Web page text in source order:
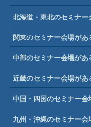
北海道・東北のセミナー
関東のセミナー会場があ
中部のセミナー会場があ
近畿のセミナー会場があ
中国・四国のセミナー会
九州・沖縄のセミナー会